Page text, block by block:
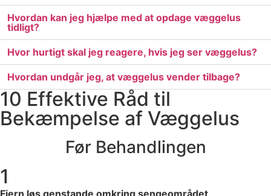
Hvordan kan jeg hjælpe med at opdage væggelus
tidligt?
Hvor hurtigt skal jeg reagere, hvis jeg ser væggelus?
Hvordan undgår jeg, at væggelus vender tilbage?
10 Effektive Råd til
Bekæmpelse af Væggelus
Før Behandlingen
1